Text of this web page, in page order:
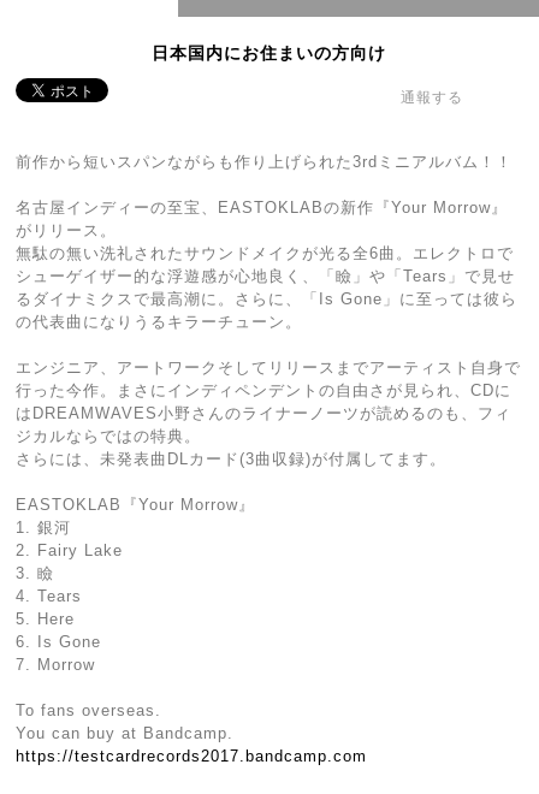
日本国内にお住まいの方向け
通報する
前作から短いスパンながらも作り上げられた3rdミニアルバム！！
名古屋インディーの至宝、EASTOKLABの新作『Your Morrow』
がリリース。
無駄の無い洗礼されたサウンドメイクが光る全6曲。エレクトロで
シューゲイザー的な浮遊感が心地良く、「瞼」や「Tears」で見せ
るダイナミクスで最高潮に。さらに、「Is Gone」に至っては彼ら
の代表曲になりうるキラーチューン。
エンジニア、アートワークそしてリリースまでアーティスト自身で
行った今作。まさにインディペンデントの自由さが見られ、CDに
はDREAMWAVES小野さんのライナーノーツが読めるのも、フィ
ジカルならではの特典。
さらには、未発表曲DLカード(3曲収録)が付属してます。
EASTOKLAB『Your Morrow』
1. 銀河
2. Fairy Lake
3. 瞼
4. Tears
5. Here
6. Is Gone
7. Morrow
To fans overseas.
You can buy at Bandcamp.
https://testcardrecords2017.bandcamp.com